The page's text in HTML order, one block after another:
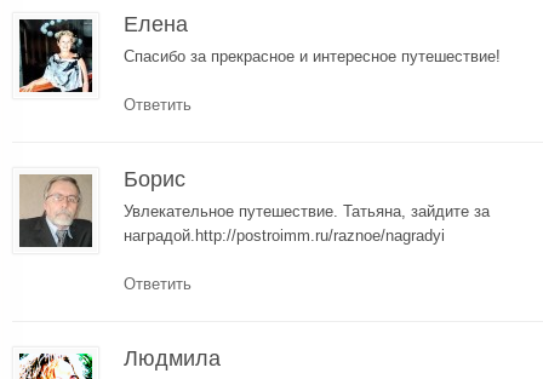
Елена
Спасибо за прекрасное и интересное путешествие!
Ответить
Борис
Увлекательное путешествие. Татьяна, зайдите за
наградой.http://postroimm.ru/raznoe/nagradyi
Ответить
Людмила